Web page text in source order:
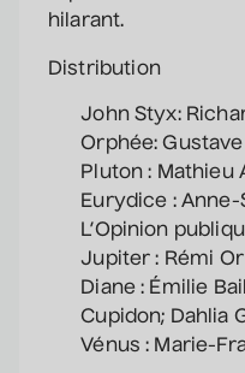
•
5
Salle
•
6
Salle
hilarant.
Distribution
John Styx:
Orphée:
Pluton : Mathieu
Eurydice :
L’Opinion
Jupiter : Rémi
Diane : Émilie
Cupidon; Dahlia
Vénus : Marie-